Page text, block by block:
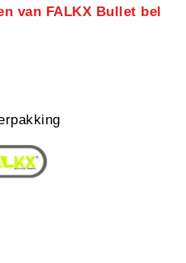
van FALKX Bullet bel